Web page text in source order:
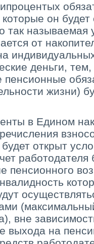
он
так называемая
от
деньги,
жизни)
в Едином
открыт
работодателя
пенсионного
вне
выхода на